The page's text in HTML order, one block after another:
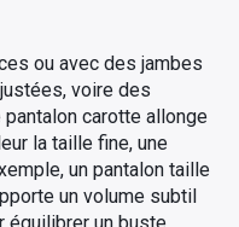
ou avec des jambes
voire des
pantalon carotte allonge
la taille fine, une
un pantalon taille
un volume subtil